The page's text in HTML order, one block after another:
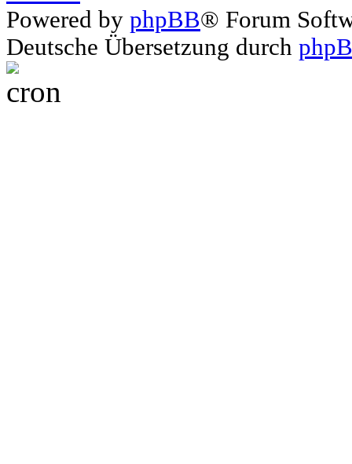
Powered by phpBB® Forum
Deutsche Übersetzung durch